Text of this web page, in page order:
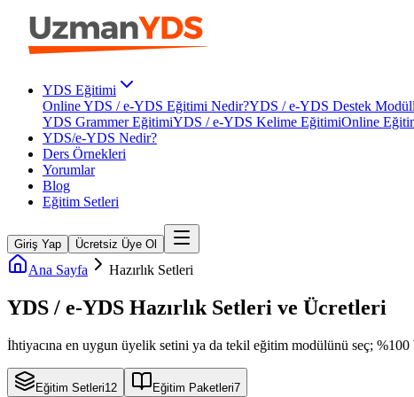
YDS Eğitimi
Online YDS / e-YDS Eğitimi Nedir?YDS / e-YDS Destek
YDS Grammer EğitimiYDS / e-YDS Kelime EğitimiOnline
YDS/e-YDS Nedir?
Ders Örnekleri
Yorumlar
Blog
Eğitim Setleri
Giriş Yap Ücretsiz Üye Ol
Ana Sayfa Hazırlık Setleri
YDS / e-YDS Hazırlık Setleri ve Ücretleri
İhtiyacına en uygun üyelik setini ya da tekil eğitim modülünü seç; %100
Eğitim Setleri12 Eğitim Paketleri7